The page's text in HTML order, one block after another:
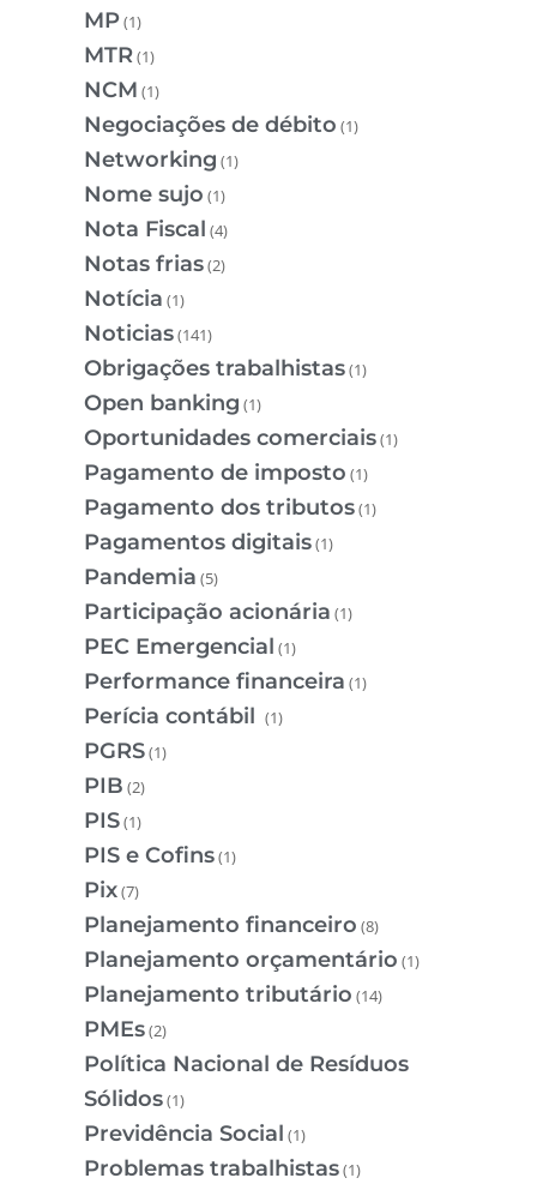
MP(1)
MTR(1)
NCM (1)
Negociações de débito (1)
Networking (1)
Nome sujo (1)
Nota Fiscal (4)
Notas frias(2)
Notícia (1)
Noticias(141)
Obrigações trabalhistas(1)
Open banking (1)
Oportunidades comerciais(1)
Pagamento de imposto (1)
Pagamento dos tributos(1)
Pagamentos digitais(1)
Pandemia (5)
Participação acionária (1)
PEC Emergencial (1)
Performance financeira (1)
Perícia contábil (1)
PGRS(1)
PIB (2)
PIS(1)
PIS e Cofins(1)
Pix(7)
Planejamento financeiro (8)
Planejamento orçamentário (1)
Planejamento tributário (14)
PMEs(2)
Política Nacional de Resíduos
Sólidos(1)
Previdência Social (1)
Problemas trabalhistas(1)